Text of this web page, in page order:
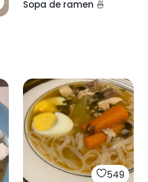
Sopa de ramen 🍜
549